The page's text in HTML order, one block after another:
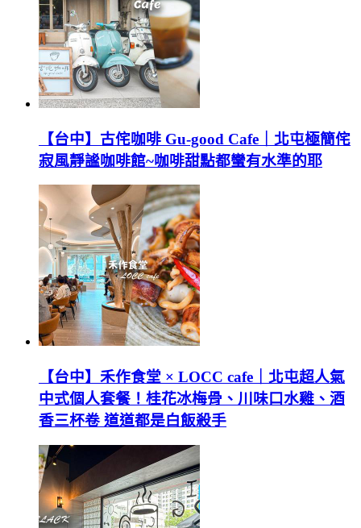
【台中】古侘咖啡 Gu-good Cafe｜北屯極簡侘
寂風靜謐咖啡館~咖啡甜點都蠻有水準的耶
【台中】禾作食堂 × LOCC cafe｜北屯超人氣
中式個人套餐！桂花冰梅骨、川味口水雞、酒
香三杯卷 道道都是白飯殺手